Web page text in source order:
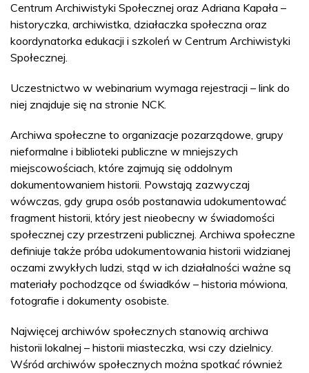
Centrum Archiwistyki Społecznej oraz Adriana Kapała –
historyczka, archiwistka, działaczka społeczna oraz
koordynatorka edukacji i szkoleń w Centrum Archiwistyki
Społecznej.
Uczestnictwo w webinarium wymaga rejestracji – link do
niej znajduje się na stronie NCK.
Archiwa społeczne to organizacje pozarządowe, grupy
nieformalne i biblioteki publiczne w mniejszych
miejscowościach, które zajmują się oddolnym
dokumentowaniem historii. Powstają zazwyczaj
wówczas, gdy grupa osób postanawia udokumentować
fragment historii, który jest nieobecny w świadomości
społecznej czy przestrzeni publicznej. Archiwa społeczne
definiuje także próba udokumentowania historii widzianej
oczami zwykłych ludzi, stąd w ich działalności ważne są
materiały pochodzące od świadków – historia mówiona,
fotografie i dokumenty osobiste.
Najwięcej archiwów społecznych stanowią archiwa
historii lokalnej – historii miasteczka, wsi czy dzielnicy.
Wśród archiwów społecznych można spotkać również